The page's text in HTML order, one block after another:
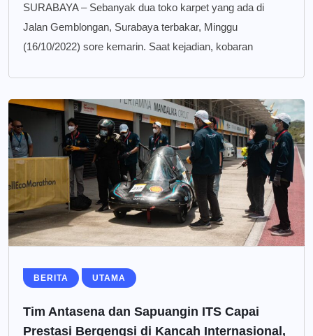
SURABAYA – Sebanyak dua toko karpet yang ada di
Jalan Gemblongan, Surabaya terbakar, Minggu
(16/10/2022) sore kemarin. Saat kejadian, kobaran
BERITA UTAMA
Tim Antasena dan Sapuangin ITS Capai
Prestasi Bergengsi di Kancah Internasional,